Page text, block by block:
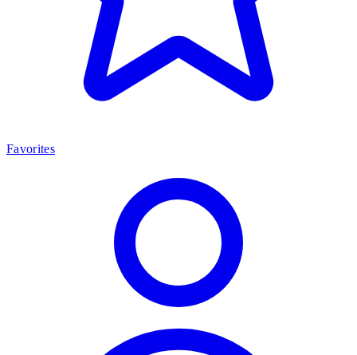
Favorites